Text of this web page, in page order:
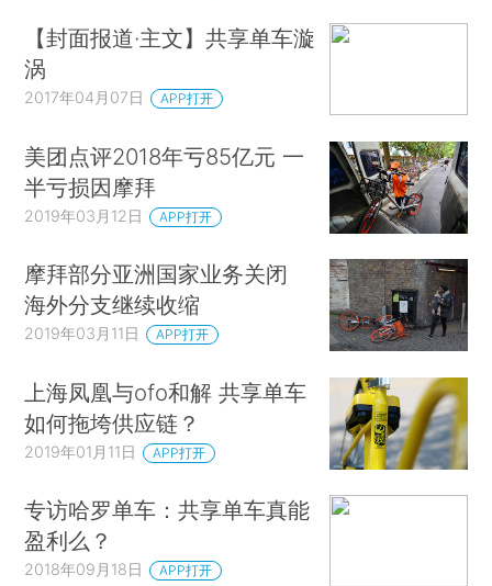
【封面报道·主文】共享单车漩
涡
2017年04月07日 APP打开
美团点评2018年亏85亿元 一
半亏损因摩拜
2019年03月12日 APP打开
摩拜部分亚洲国家业务关闭
海外分支继续收缩
2019年03月11日 APP打开
上海凤凰与ofo和解 共享单车
如何拖垮供应链？
2019年01月11日 APP打开
专访哈罗单车：共享单车真能
盈利么？
2018年09月18日 APP打开